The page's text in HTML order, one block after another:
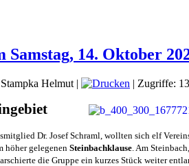
Samstag, 14. Oktober
Helmut | | Zugriffe:
Dr. Josef Schraml, wollten sich elf
höher gelegenen Steinbachklause . Am
die Gruppe ein kurzes Stück weiter